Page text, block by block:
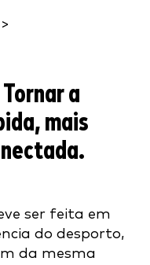
Tornar a
mais
ser feita em
do desporto,
da mesma